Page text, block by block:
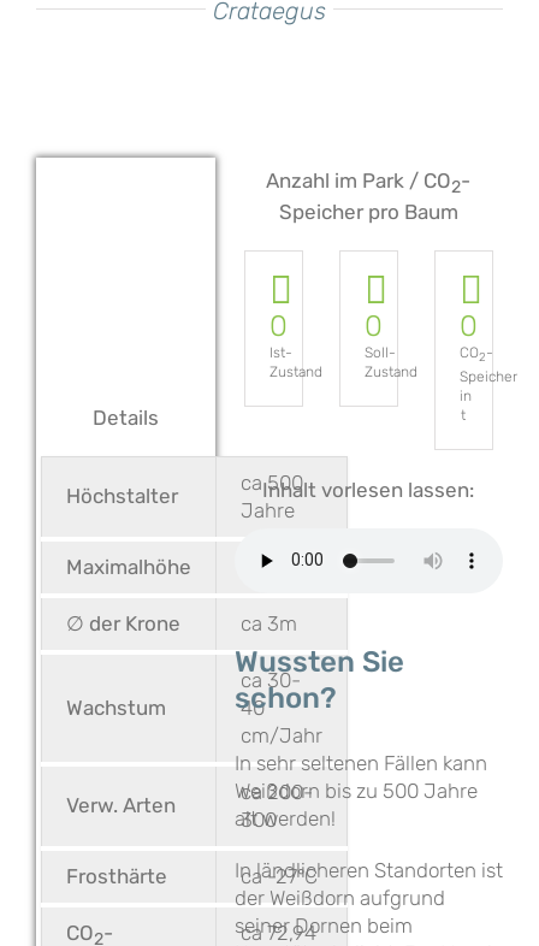
Crataegus
Details
Höchstalter
ca 500
Jahre
Maximalhöhe ca 8m
∅ der Krone ca 3m
Wachstum
ca 30-
40
cm/Jahr
Verw. Arten
ca 200-
300
Frosthärte ca -27°C
CO2-
ca 72,94
Anzahl im Park / CO2-
Speicher pro Baum
0
Ist-
Zustand
0
Soll-
Zustand
0
CO2-
Speicher
in
t
Inhalt vorlesen lassen:
Wussten Sie
schon?
In sehr seltenen Fällen kann
Weißdorn bis zu 500 Jahre
alt werden!
In ländlicheren Standorten ist
der Weißdorn aufgrund
seiner Dornen beim